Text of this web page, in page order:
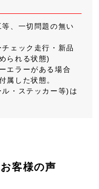
、一切問題の無い
ェック走行・新品
られる状態)
エラーがある場合
属した状態。
・ステッカー等)は
客様の声